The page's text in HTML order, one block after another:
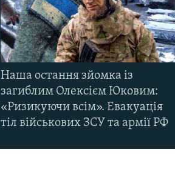
Наша остання зйомка із
загиблим Олексієм Юковим:
«Ризикуючи всім». Евакуація
тіл військових ЗСУ та армії РФ